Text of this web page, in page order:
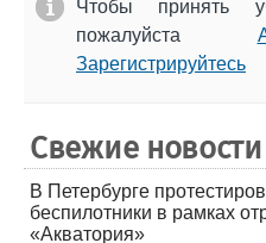
Чтобы принять
пожалуйста
Зарегистрируйтесь
Свежие новости
В Петербурге
беспилотники в рамках
«Акватория»